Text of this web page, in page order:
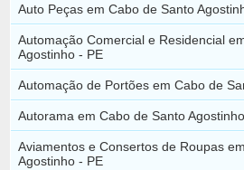
Auto Peças em Cabo de Santo
Automação Comercial e Residencial
Agostinho - PE
Automação de Portões em Cabo de
Autorama em Cabo de Santo
Aviamentos e Consertos de Roupas
Agostinho - PE